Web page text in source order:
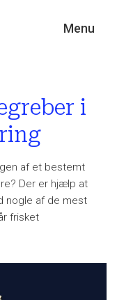
Menu
i
af et bestemt
Der er hjælp at
nogle af de mest
frisket